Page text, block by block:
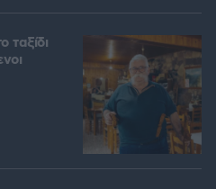
ταξίδι